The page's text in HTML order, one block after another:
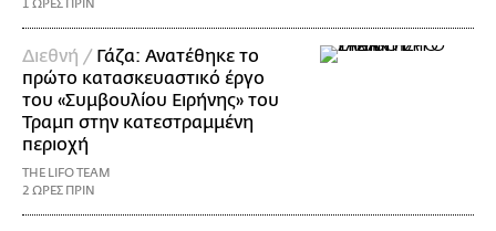
1 ΩΡΕΣ ΠΡΙΝ
Διεθνή / Γάζα: Ανατέθηκε το
πρώτο κατασκευαστικό έργο
του «Συμβουλίου Ειρήνης» του
Τραμπ στην κατεστραμμένη
περιοχή
THE LIFO TEAM
2 ΩΡΕΣ ΠΡΙΝ